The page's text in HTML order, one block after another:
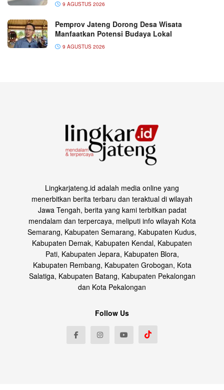
9 AGUSTUS 2026
Pemprov Jateng Dorong Desa Wisata
Manfaatkan Potensi Budaya Lokal
9 AGUSTUS 2026
Lingkarjateng.id adalah media online yang
menerbitkan berita terbaru dan teraktual di wilayah
Jawa Tengah, berita yang kami terbitkan padat
mendalam dan terpercaya, meliputi info wilayah Kota
Semarang, Kabupaten Semarang, Kabupaten Kudus,
Kabupaten Demak, Kabupaten Kendal, Kabupaten
Pati, Kabupaten Jepara, Kabupaten Blora,
Kabupaten Rembang, Kabupaten Grobogan, Kota
Salatiga, Kabupaten Batang, Kabupaten Pekalongan
dan Kota Pekalongan
Follow Us